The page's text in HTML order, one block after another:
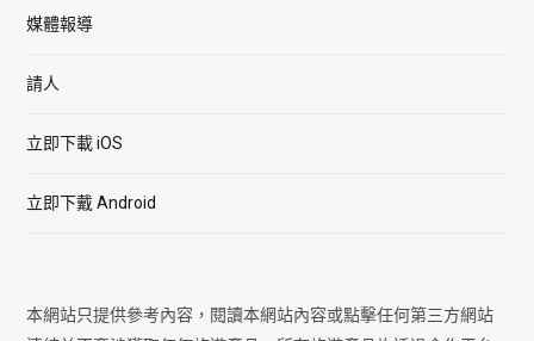
媒體報導
請人
立即下載 iOS
立即下戴 Android
本網站只提供參考內容，閱讀本網站內容或點擊任何第三方網站